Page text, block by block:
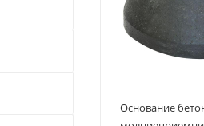
Основание